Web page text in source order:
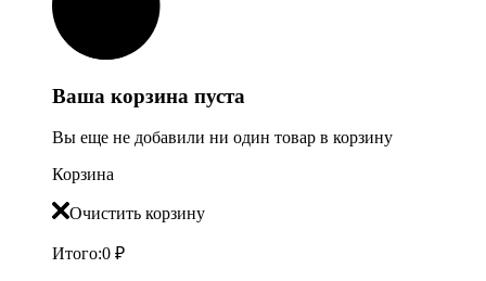
Ваша корзина пуста
Вы еще не добавили ни один товар в корзину
Корзина
Очистить корзину
Итого:0 ₽